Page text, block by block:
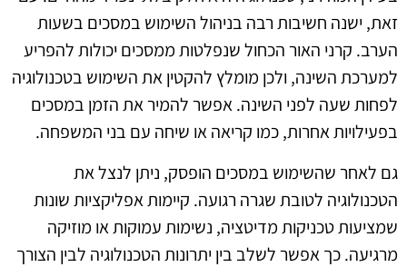
זאת, ישנה חשיבות רבה בניהול השימוש במסכים בשעות
הערב. קרני האור הכחול שנפלטות ממסכים יכולות להפריע
למערכת השינה, ולכן מומלץ להקטין את השימוש בטכנולוגיה
לפחות שעה לפני השינה. אפשר להמיר את הזמן במסכים
בפעילויות אחרות, כמו קריאה או שיחה עם בני המשפחה.
גם לאחר שהשימוש במסכים הופסק, ניתן לנצל את
הטכנולוגיה לטובת שגרה רגועה. קיימות אפליקציות שונות
שמציעות טכניקות מדיטציה, נשימות עמוקות או מוזיקה
מרגיעה. כך אפשר לשלב בין יתרונות הטכנולוגיה לבין הצורך